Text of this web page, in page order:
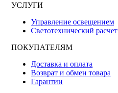
УСЛУГИ
Управление освещением
Светотехнический расчет
ПОКУПАТЕЛЯМ
Доставка и оплата
Возврат и обмен товара
Гарантии